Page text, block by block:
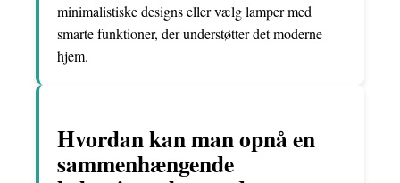
minimalistiske designs eller vælg lamper med
smarte funktioner, der understøtter det moderne
hjem.
Hvordan kan man opnå en
sammenhængende